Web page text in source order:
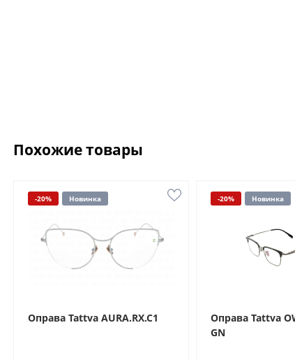
Похожие товары
-20% Новинка
Оправа Tattva AURA.RX.C1
-20% Новинка
Оправа Tattva
GN